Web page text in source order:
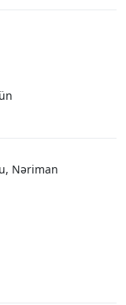
Nəriman